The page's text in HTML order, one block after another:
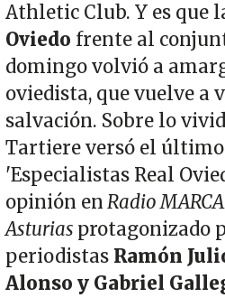
Athletic Club. Y es que
Oviedo frente al
domingo volvió a
oviedista, que vuelve a
salvación. Sobre lo
Tartiere versó el
'Especialistas Real
opinión enRadio MARCA
Asturias protagonizado
periodistas Ramón
Alonso y Gabriel